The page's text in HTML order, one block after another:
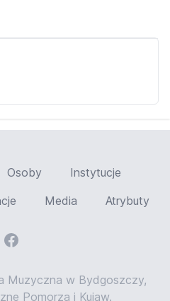
Osoby
Instytucje
Media Atrybuty
Muzyczna w Bydgoszczy,
Pomorza i Kujaw.